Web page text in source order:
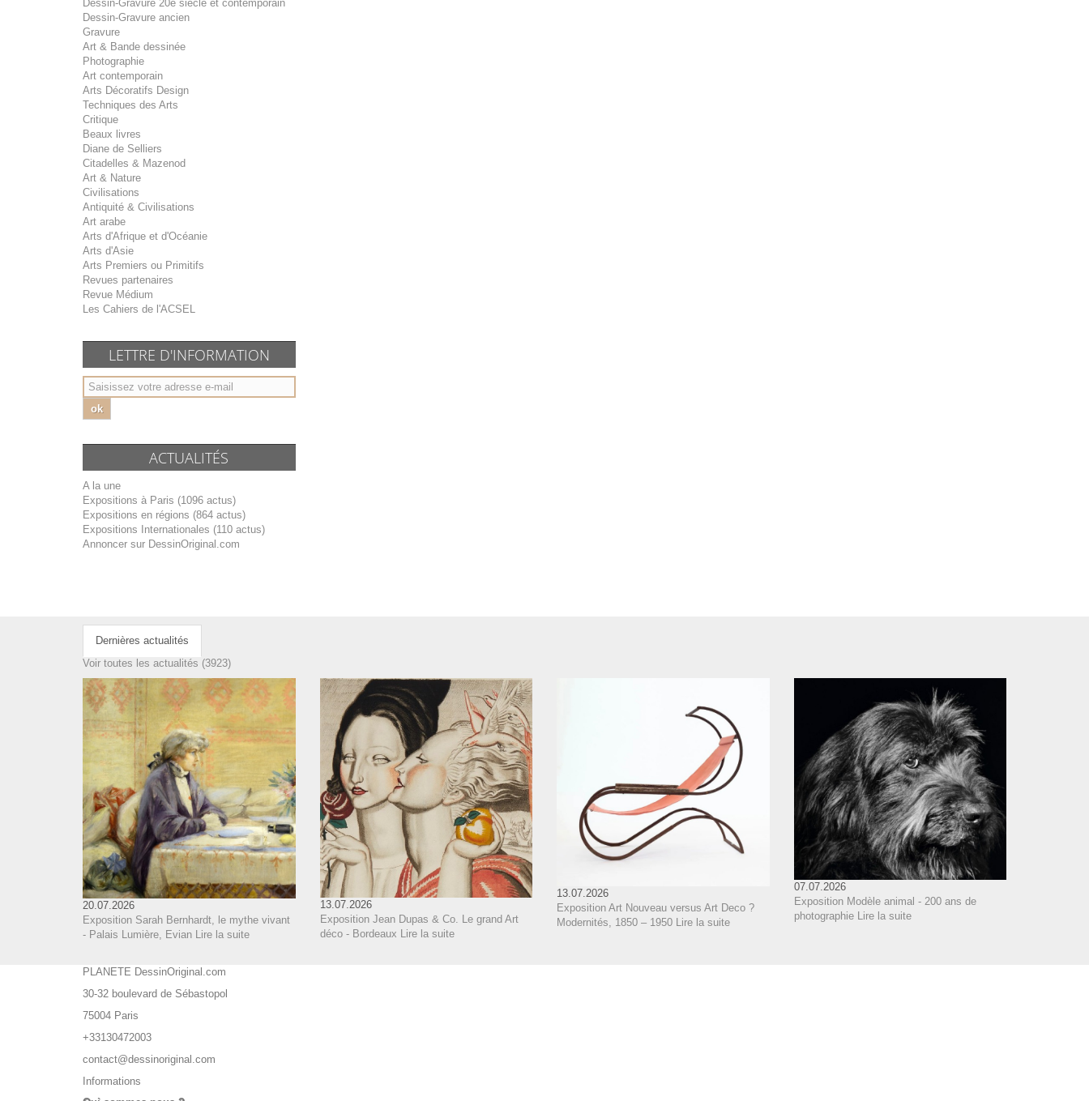
Dessin-Gravure 20e siècle et contemporain
Dessin-Gravure ancien
Gravure
Art & Bande dessinée
Photographie
Art contemporain
Arts Décoratifs Design
Techniques des Arts
Critique
Beaux livres
Diane de Selliers
Citadelles & Mazenod
Art & Nature
Civilisations
Antiquité & Civilisations
Art arabe
Arts d'Afrique et d'Océanie
Arts d'Asie
Arts Premiers ou Primitifs
Revues partenaires
Revue Médium
Les Cahiers de l'ACSEL
LETTRE D'INFORMATION
ok
ACTUALITÉS
A la une
Expositions à Paris (1096 actus)
Expositions en régions (864 actus)
Expositions Internationales (110 actus)
Annoncer sur DessinOriginal.com
Dernières actualités
Voir toutes les actualités (3923)
20.07.2026
Exposition Sarah Bernhardt, le mythe vivant
- Palais Lumière, Evian
Lire la suite
13.07.2026
Exposition Jean Dupas & Co. Le grand Art
déco - Bordeaux Lire la suite
13.07.2026
Exposition Art Nouveau versus Art Deco ?
Modernités, 1850 – 1950
Lire la suite
07.07.2026
Exposition Modèle animal - 200 ans de
photographie Lire la suite
PLANETE DessinOriginal.com
30-32 boulevard de Sébastopol
75004 Paris
+33130472003
contact@dessinoriginal.com
Informations